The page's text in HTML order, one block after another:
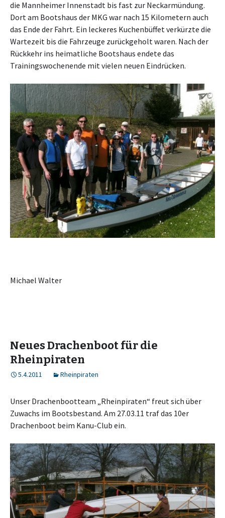
die Mannheimer Innenstadt bis fast zur Neckarmündung.
Dort am Bootshaus der MKG war nach 15 Kilometern auch
das Ende der Fahrt. Ein leckeres Kuchenbüffet verkürzte die
Wartezeit bis die Fahrzeuge zurückgeholt waren. Nach der
Rückkehr ins heimatliche Bootshaus endete das
Trainingswochenende mit vielen neuen Eindrücken.
Michael Walter
Neues Drachenboot für die
Rheinpiraten
5.4.2011 Rheinpiraten
Unser Drachenbootteam „Rheinpiraten“ freut sich über
Zuwachs im Bootsbestand. Am 27.03.11 traf das 10er
Drachenboot beim Kanu-Club ein.